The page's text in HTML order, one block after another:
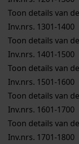
Toon details van
Inv.nrs. 1301-1400
Toon details van
Inv.nrs. 1401-1500
Toon details van
Inv.nrs. 1501-1600
Toon details van
Inv.nrs. 1601-1700
Toon details van
Inv.nrs. 1701-1800